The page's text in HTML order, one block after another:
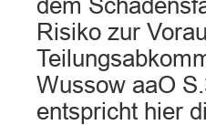
dem
Risiko zur
Wussow aaO
entspricht hier